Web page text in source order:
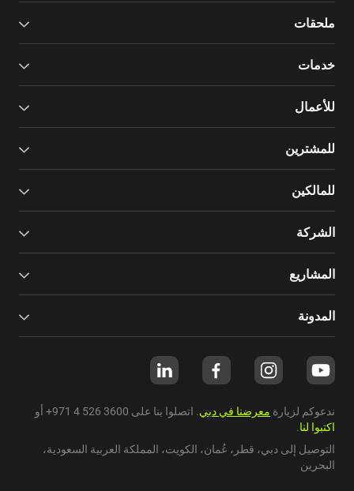
ملحقات
خدمات
للأعمال
للمشترين
للمالكين
الشركة
المشاريع
المدونة
ندعوكم لزيارة معرضنا في دبي. اتصلوا بنا على +971 4 526 3600 أو
اكتبوا لنا.
التوصيل إلى دبي، قطر ، عُمان، الكويت، المملكة العربية السعودية،
البحرين